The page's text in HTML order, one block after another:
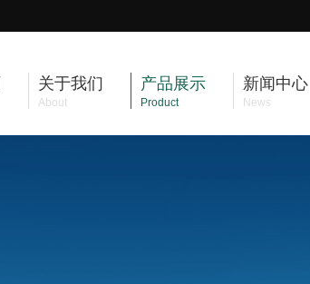
关于我们
About
产品展示
Product
新闻中心
News